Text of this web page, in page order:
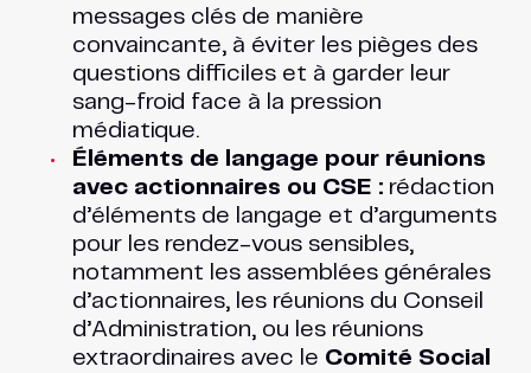
messages clés de manière
convaincante, à éviter les pièges des
questions difficiles et à garder leur
sang-froid face à la pression
médiatique.
Éléments de langage pour réunions
avec actionnaires ou CSE :rédaction
d’éléments de langage et d’arguments
pour les rendez-vous sensibles,
notamment les assemblées générales
d’actionnaires, les réunions du Conseil
d’Administration, ou les réunions
extraordinaires avec le Comité Social